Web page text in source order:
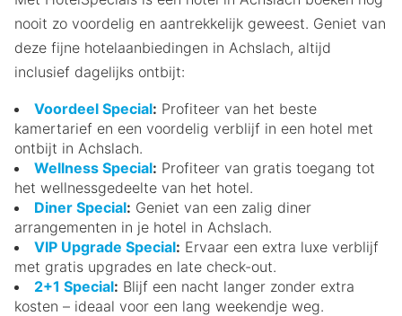
nooit zo voordelig en aantrekkelijk geweest. Geniet van
deze fijne hotelaanbiedingen in Achslach, altijd
inclusief dagelijks ontbijt:
Voordeel Special: Profiteer van het beste
kamertarief en een voordelig verblijf in een hotel met
ontbijt in Achslach.
Wellness Special: Profiteer van gratis toegang tot
het wellnessgedeelte van het hotel.
Diner Special: Geniet van een zalig diner
arrangementen in je hotel in Achslach.
VIP Upgrade Special: Ervaar een extra luxe verblijf
met gratis upgrades en late check-out.
2+1 Special: Blijf een nacht langer zonder extra
kosten – ideaal voor een lang weekendje weg.